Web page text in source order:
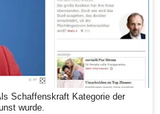
Schaffenskraft Kategorie der
wurde.